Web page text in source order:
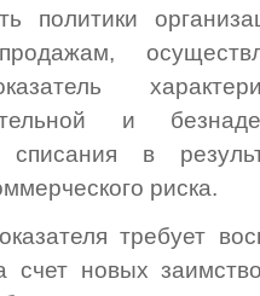
политики
и
в
риска.
требует
счет новых